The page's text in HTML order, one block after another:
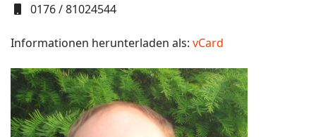
Mobil
0176 / 81024544
Informationen herunterladen als: vCard